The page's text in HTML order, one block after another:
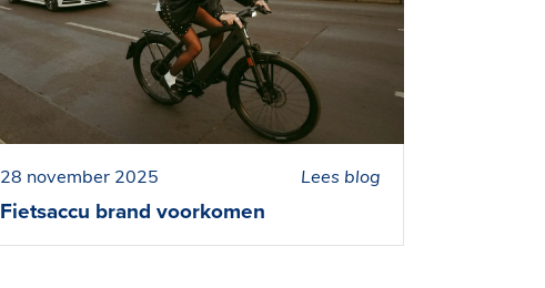
28 november 2025
Fietsaccu brand voorkomen
Lees blog